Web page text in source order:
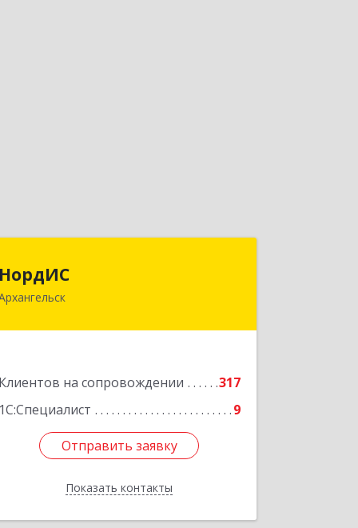
НордИС
Клиентов на сопровождении
317
1С:Специалист
9
Отправить заявку
Показать контакты
Подробнее
Отправить заявку
Назад